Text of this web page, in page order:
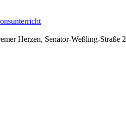
Herzen, Senator-Weßling-Straße 2